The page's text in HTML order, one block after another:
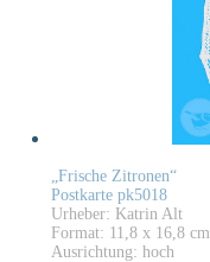
„Frische Zitronen“
Postkarte pk5018
Urheber: Katrin Alt
Format: 11,8 x 16,8 cm
Ausrichtung: hoch